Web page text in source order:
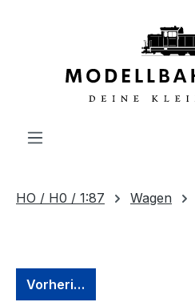
HO / H0 / 1:87 Wagen
Vorherige